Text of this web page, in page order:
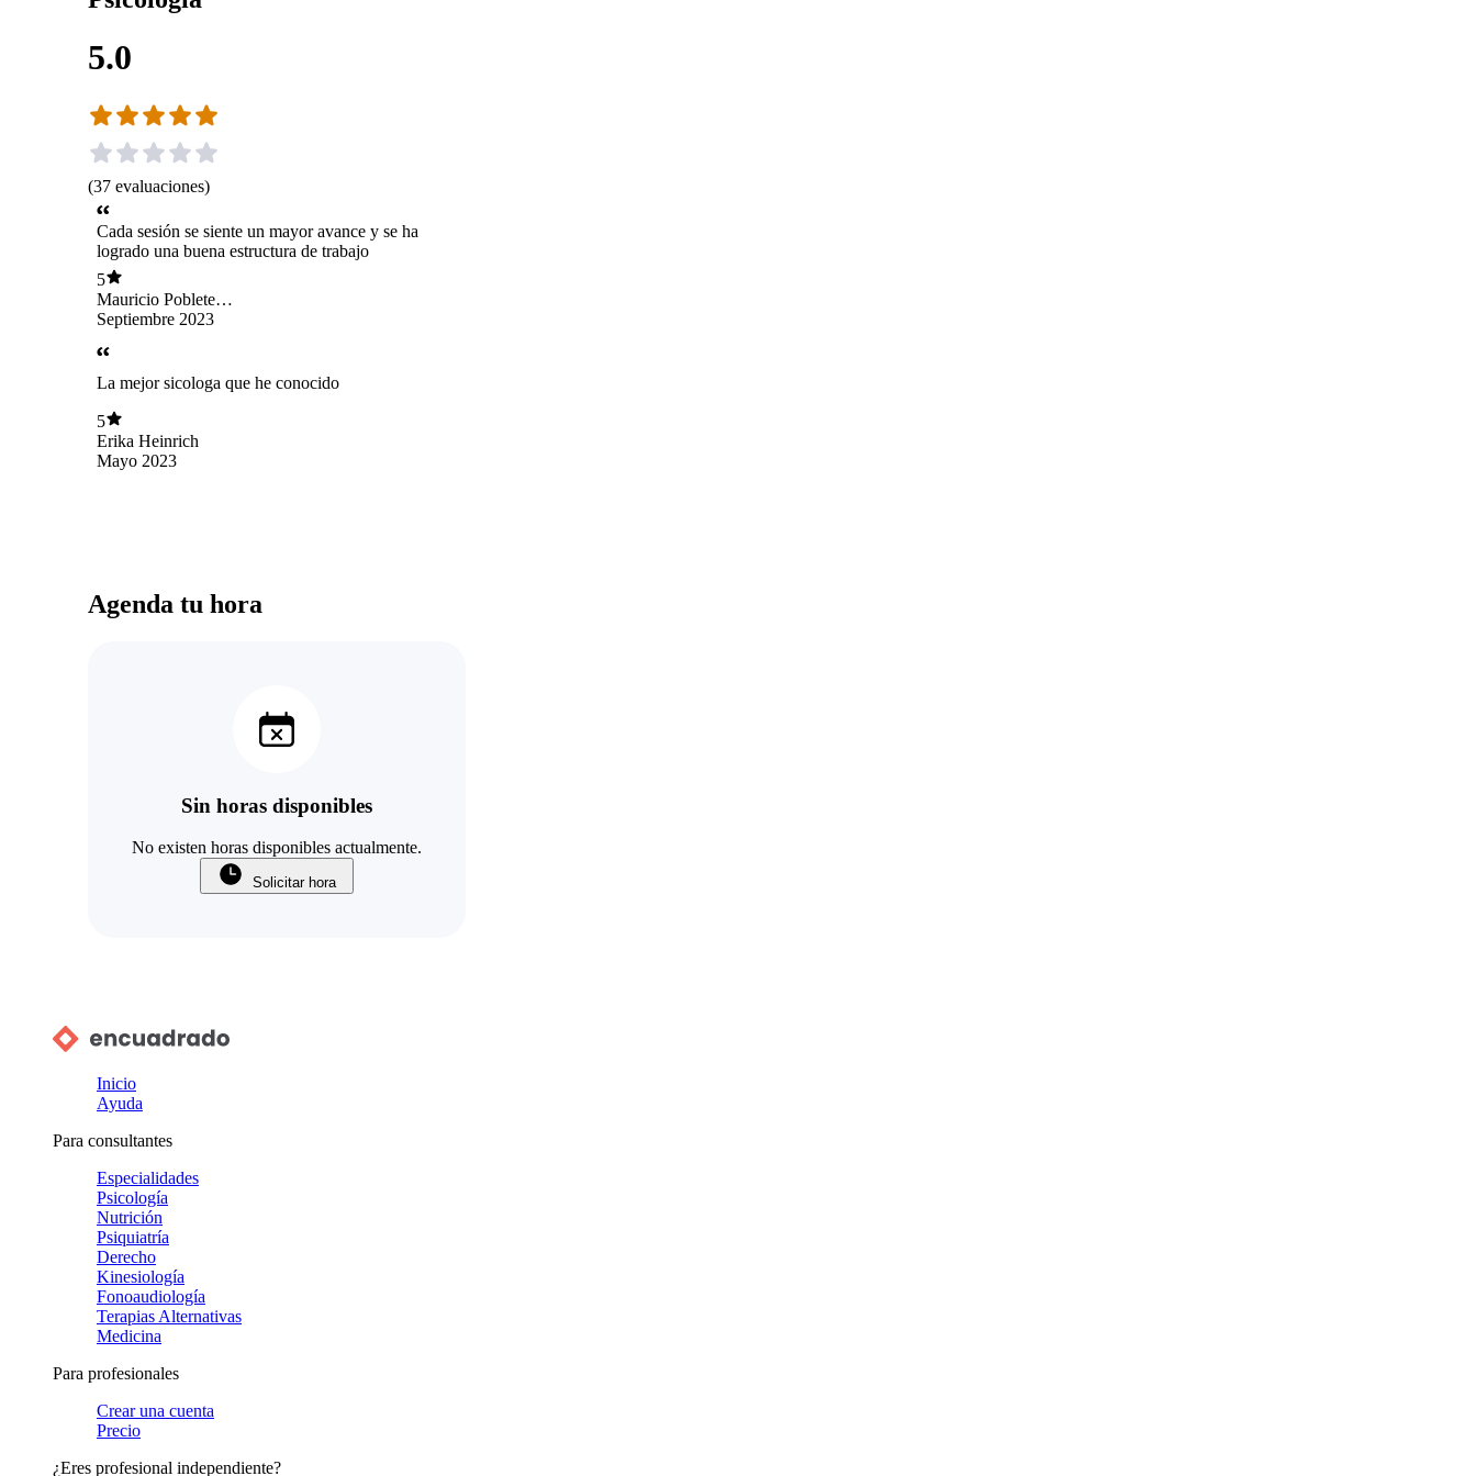
5.0
(37 evaluaciones)
Cada sesión se siente un mayor avance y se ha
logrado una buena estructura de trabajo
5
Mauricio Poblete
Monsalve
Septiembre 2023
La mejor sicologa que he conocido
5
Erika Heinrich
Mayo 2023
Agenda tu hora
Sin horas disponibles
No existen horas disponibles actualmente.
Solicitar hora
Inicio
Ayuda
Para consultantes
Especialidades
Psicología
Nutrición
Psiquiatría
Derecho
Kinesiología
Fonoaudiología
Terapias Alternativas
Medicina
Para profesionales
Crear una cuenta
Precio
¿Eres profesional independiente?